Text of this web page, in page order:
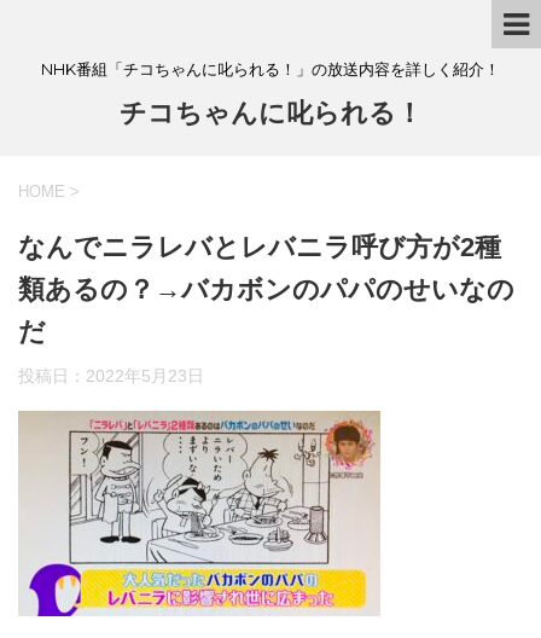
NHK番組「チコちゃんに叱られる！」の放送内容を詳しく紹介！
チコちゃんに叱られる！
HOME >
なんでニラレバとレバニラ呼び方が2種
類あるの？→バカボンのパパのせいなの
だ
投稿日： 2022年5月23日